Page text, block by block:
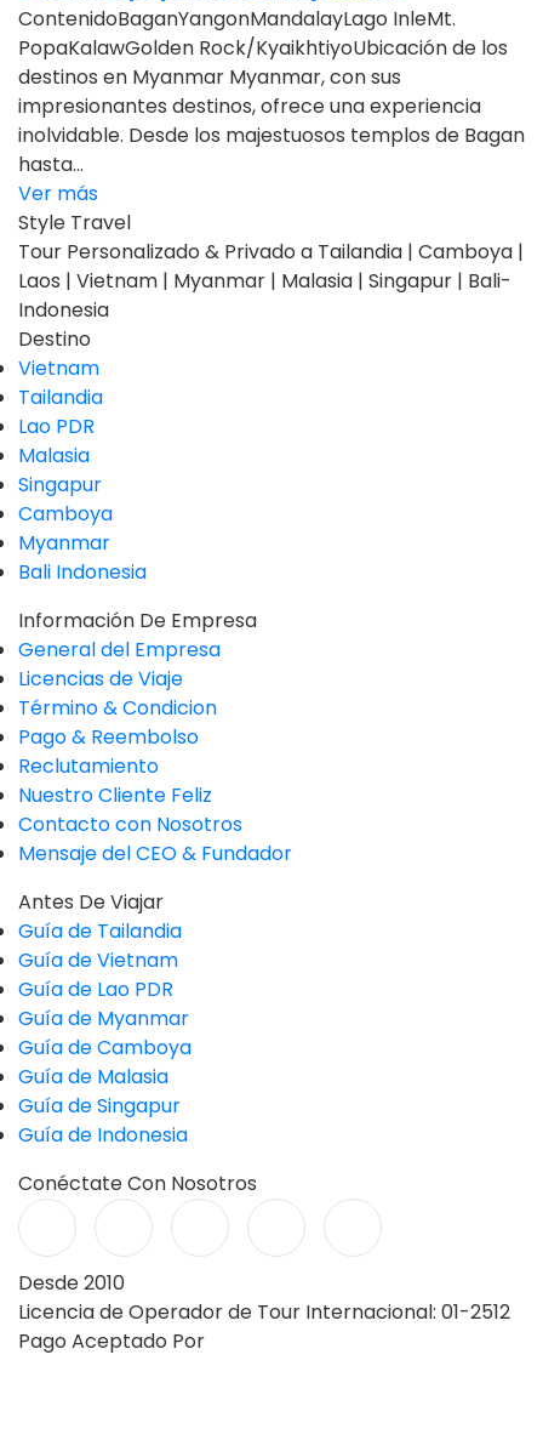
ContenidoBaganYangonMandalayLago InleMt.
PopaKalawGolden Rock/KyaikhtiyoUbicación de los
destinos en Myanmar Myanmar, con sus
impresionantes destinos, ofrece una experiencia
inolvidable. Desde los majestuosos templos de Bagan
hasta...
Ver más
Style Travel
Tour Personalizado & Privado a Tailandia | Camboya |
Laos | Vietnam | Myanmar | Malasia | Singapur | Bali-
Indonesia
Destino
Vietnam
Tailandia
Lao PDR
Malasia
Singapur
Camboya
Myanmar
Bali Indonesia
Información De Empresa
General del Empresa
Licencias de Viaje
Término & Condicion
Pago & Reembolso
Reclutamiento
Nuestro Cliente Feliz
Contacto con Nosotros
Mensaje del CEO & Fundador
Antes De Viajar
Guía de Tailandia
Guía de Vietnam
Guía de Lao PDR
Guía de Myanmar
Guía de Camboya
Guía de Malasia
Guía de Singapur
Guía de Indonesia
Conéctate Con Nosotros
Desde 2010
Licencia de Operador de Tour Internacional: 01-2512
Pago Aceptado Por